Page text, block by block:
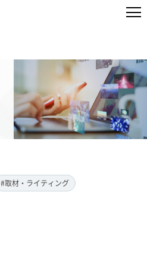
#取材・ライティング